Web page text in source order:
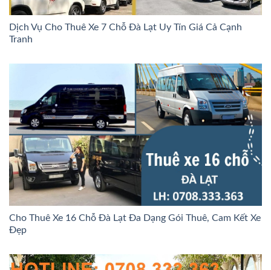
Dịch Vụ Cho Thuê Xe 7 Chỗ Đà Lạt Uy Tín Giá Cả Cạnh
Tranh
Cho Thuê Xe 16 Chỗ Đà Lạt Đa Dạng Gói Thuê, Cam Kết Xe
Đẹp